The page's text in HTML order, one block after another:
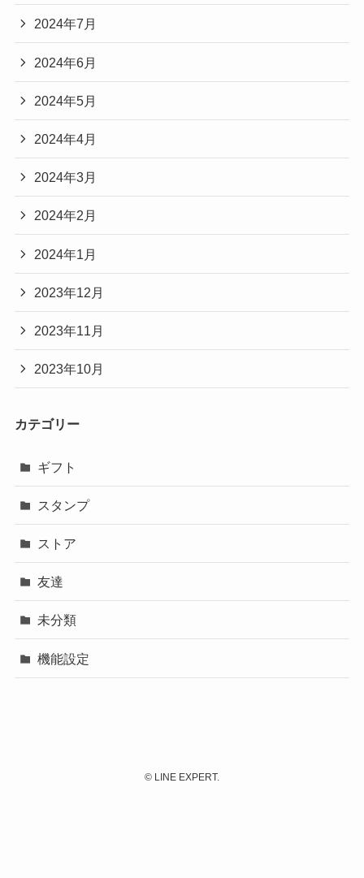
2024年7月
2024年6月
2024年5月
2024年4月
2024年3月
2024年2月
2024年1月
2023年12月
2023年11月
2023年10月
カテゴリー
ギフト
スタンプ
ストア
友達
未分類
機能設定
© LINE EXPERT.